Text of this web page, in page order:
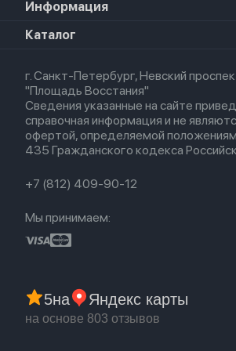
Apple Watch Series 8
Apple Watch SE 2022
Airpods Pro
Airpods 3
Airpods (1-е)
EarPods
Apple TV
HomePod 2
Для iPhone
Для Macbook
Информация
О магазине
Политика конфиденциальности
Оплата и доставка
Партнерская программа
Гарантия
Обмен и возврат
Бонусы
Каталог
Новые поступления
Популярное
Акции
г. Санкт-Петербург, Невский
"Площадь Восстания"
Сведения указанные на сайте
справочная информация и не
офертой, определяемой
435 Гражданского кодекса
+7 (812) 409-90-12
Мы принимаем:
5на Яндекс карты
на основе 803 отзывов